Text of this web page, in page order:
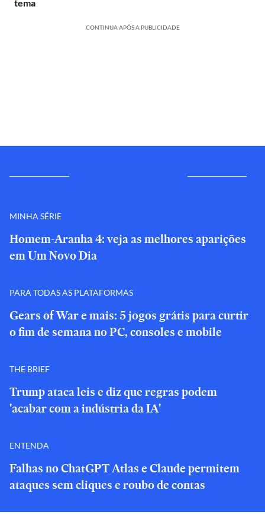
tema
CONTINUA APÓS A PUBLICIDADE
MINHA SÉRIE
Homem-Aranha 4: veja as melhores aparições
em Um Novo Dia
PARA TODAS AS PLATAFORMAS
Gears of War e mais: 5 jogos grátis para curtir
o fim de semana no PC, consoles e mobile
THE BRIEF
Trump ataca leis e diz que regras podem
'acabar com a indústria da IA'
ENTENDA
Falhas no ChatGPT Atlas e Claude permitem
ataques sem cliques e roubo de contas